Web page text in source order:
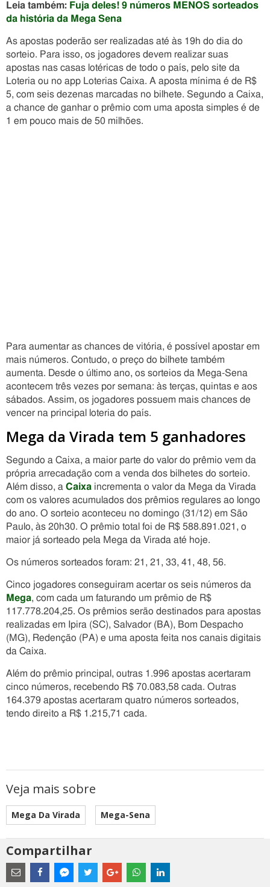
Leia também: Fuja deles! 9 números MENOS sorteados
da história da Mega Sena
As apostas poderão ser realizadas até às 19h do dia do
sorteio. Para isso, os jogadores devem realizar suas
apostas nas casas lotéricas de todo o país, pelo site da
Loteria ou no app Loterias Caixa. A aposta mínima é de R$
5, com seis dezenas marcadas no bilhete. Segundo a Caixa,
a chance de ganhar o prêmio com uma aposta simples é de
1 em pouco mais de 50 milhões.
Para aumentar as chances de vitória, é possível apostar em
mais números. Contudo, o preço do bilhete também
aumenta. Desde o último ano, os sorteios da Mega-Sena
acontecem três vezes por semana: às terças, quintas e aos
sábados. Assim, os jogadores possuem mais chances de
vencer na principal loteria do país.
Mega da Virada tem 5 ganhadores
Segundo a Caixa, a maior parte do valor do prêmio vem da
própria arrecadação com a venda dos bilhetes do sorteio.
Além disso, a Caixa incrementa o valor da Mega da Virada
com os valores acumulados dos prêmios regulares ao longo
do ano. O sorteio aconteceu no domingo (31/12) em São
Paulo, às 20h30. O prêmio total foi de R$ 588.891.021, o
maior já sorteado pela Mega da Virada até hoje.
Os números sorteados foram: 21, 21, 33, 41, 48, 56.
Cinco jogadores conseguiram acertar os seis números da
Mega, com cada um faturando um prêmio de R$
117.778.204,25. Os prêmios serão destinados para apostas
realizadas em Ipira (SC), Salvador (BA), Bom Despacho
(MG), Redenção (PA) e uma aposta feita nos canais digitais
da Caixa.
Além do prêmio principal, outras 1.996 apostas acertaram
cinco números, recebendo R$ 70.083,58 cada. Outras
164.379 apostas acertaram quatro números sorteados,
tendo direito a R$ 1.215,71 cada.
Veja mais sobre
Mega Da Virada Mega-Sena
Compartilhar
Estes
são
links